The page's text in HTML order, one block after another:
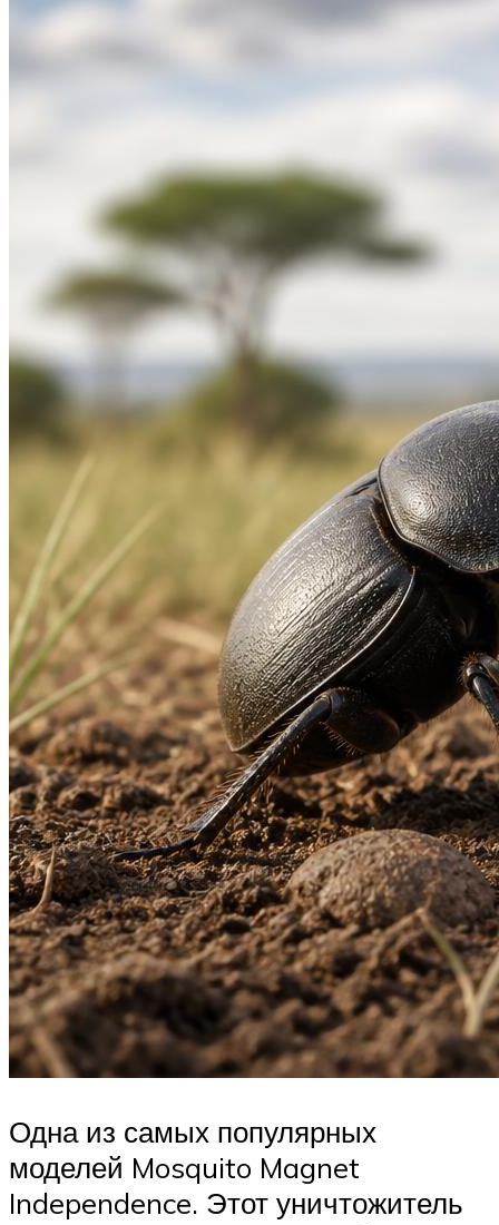
Одна из самых популярных
моделей Mosquito Magnet
Independence. Этот уничтожитель